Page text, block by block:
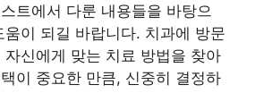
트에서 다룬 내용들을 바탕으
이 되길 바랍니다. 치과에 방문
신에게 맞는 치료 방법을 찾아
이 중요한 만큼, 신중히 결정하